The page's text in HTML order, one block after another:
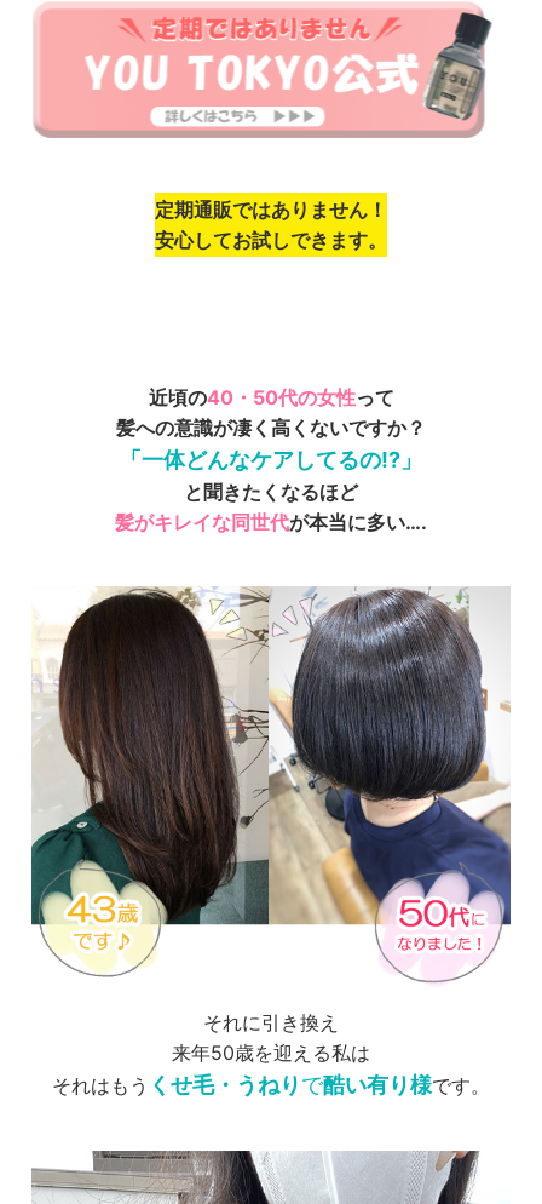
定期通販ではありません！
安心してお試しできます。
近頃の40・50代の女性って
髪への意識が凄く高くないですか？
「一体どんなケアしてるの!?」
と聞きたくなるほど
髪がキレイな同世代が本当に多い….
それに引き換え
来年50歳を迎える私は
それはもう くせ毛・うねりで酷い有り様です。